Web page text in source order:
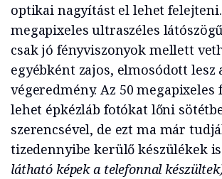
optikai nagyítást el lehet felejteni.
megapixeles ultraszéles
csak jó fényviszonyok mellett
egyébként zajos, elmosódott lesz
végeredmény. Az 50 megapixeles
lehet épkézláb fotókat lőni
szerencsével, de ezt ma már
tizedennyibe kerülő készülékek
látható képek a telefonnal